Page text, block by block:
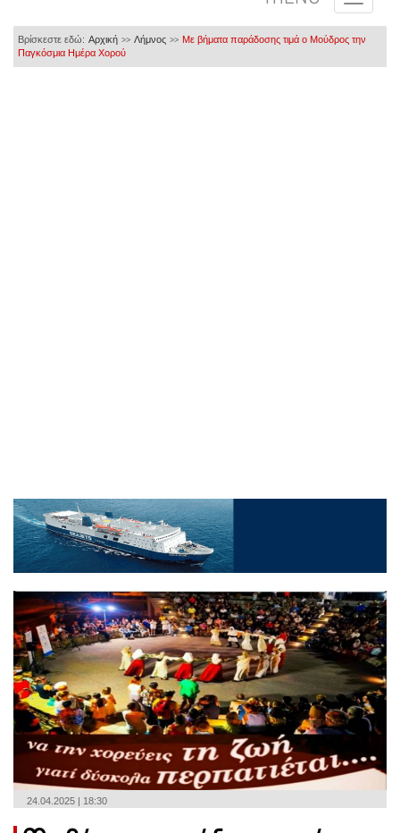
Βρίσκεστε εδώ: Αρχική >> Λήμνος >> Με βήματα παράδοσης τιμά ο Μούδρος την
Παγκόσμια Ημέρα Χορού
24.04.2025 | 18:30